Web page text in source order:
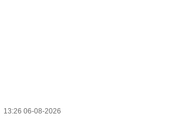
13:26 06-08-2026